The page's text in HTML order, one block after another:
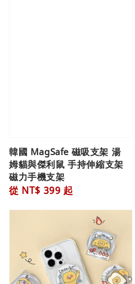
韓國 MagSafe 磁吸支架 湯
姆貓與傑利鼠 手持伸縮支架
磁力手機支架
Regular
從 NT$ 399 起